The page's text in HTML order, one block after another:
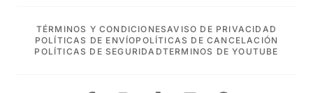
TÉRMINOS Y CONDICIONESAVISO DE PRIVACIDAD
POLÍTICAS DE ENVÍOPOLÍTICAS DE CANCELACIÓN
POLÍTICAS DE SEGURIDADTERMINOS DE YOUTUBE